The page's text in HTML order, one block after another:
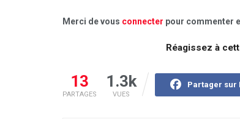
Merci de vous connecter pour commenter
Réagissez à
13
PARTAGES
1.3k
VUES
Partager sur